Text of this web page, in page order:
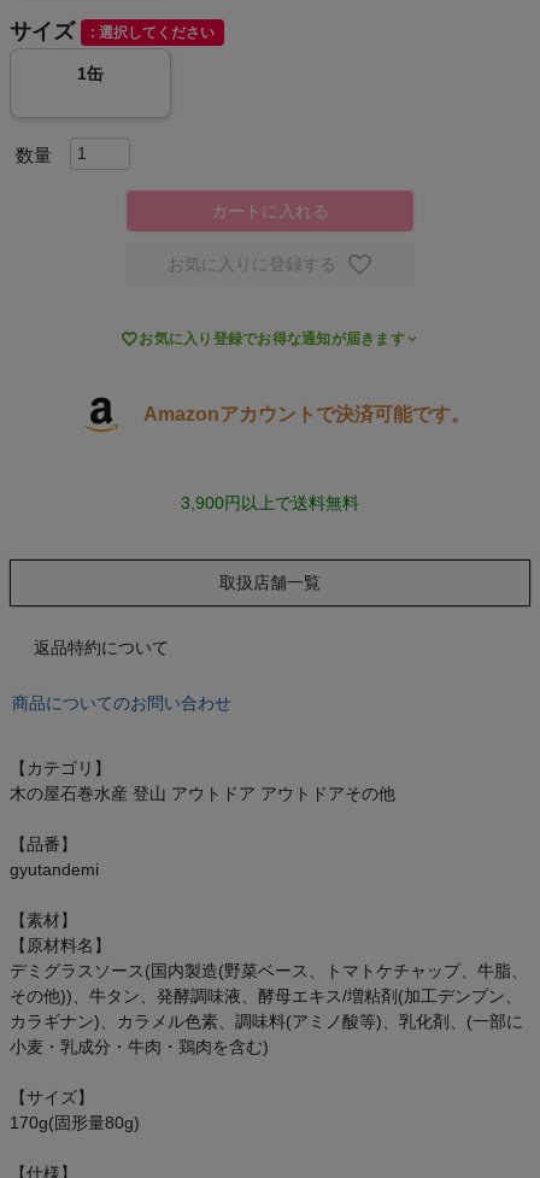
キャンプ・フェス
オン On
スポーツマリオTOP
ベースボールマリオ（野球商品）
ご利用ガイド
クーポン一覧
プロテイン・サプリメントまとめ買い
サイズ 選択してください
1缶
カートに入れる
お気に入りに登録する
お気に入り登録でお得な通知が届きます
Amazonアカウントで決済可能です。
3,900円以上で送料無料
取扱店舗一覧
返品特約について
商品についてのお問い合わせ
【カテゴリ】
木の屋石巻水産 登山 アウトドア アウトドアその他
【品番】
gyutandemi
【素材】
【原材料名】
デミグラスソース(国内製造(野菜ベース、トマトケチャップ、牛脂、
その他))、牛タン、発酵調味液、酵母エキス/増粘剤(加工デンプン、
カラギナン)、カラメル色素、調味料(アミノ酸等)、乳化剤、(一部に
小麦・乳成分・牛肉・鶏肉を含む)
【サイズ】
170g(固形量80g)
【仕様】